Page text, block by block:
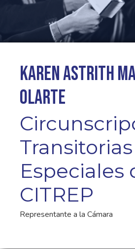
Karen Astrith
Olarte
Transitorias
Especiales
CITREP
Representante a la Cámara